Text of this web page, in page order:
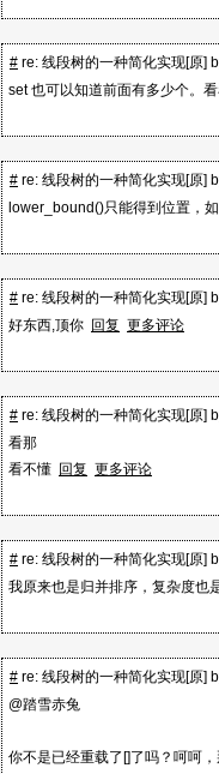
# re: 线段树的一种简化实现[原]
set 也可以知道前面有多少个。
# re: 线段树的一种简化实现[原]
lower_bound()只能得到位置，
# re: 线段树的一种简化实现[原]
好东西,顶你 回复 更多评论
# re: 线段树的一种简化实现[原]
看那
看不懂 回复 更多评论
# re: 线段树的一种简化实现[原]
我原来也是归并排序，复杂度也
# re: 线段树的一种简化实现[原]
@踏雪赤兔
你不是已经重载了[]了吗？呵呵